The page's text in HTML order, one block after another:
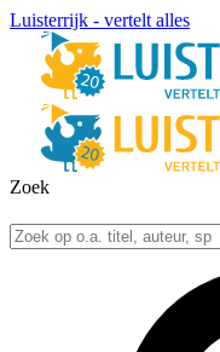
Luisterrijk - vertelt alles
Zoek